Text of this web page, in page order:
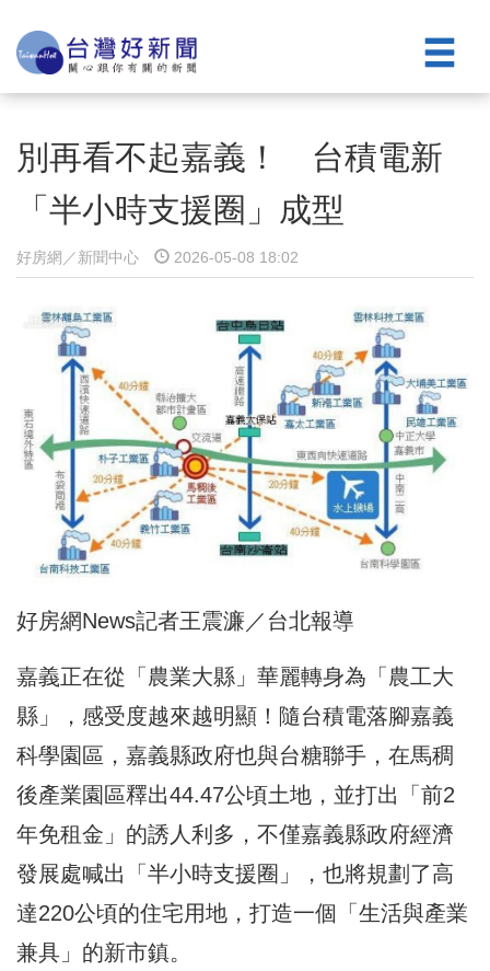
別再看不起嘉義！ 台積電新
「半小時支援圈」成型
好房網／新聞中心 2026-05-08 18:02
好房網News記者王震濂／台北報導
嘉義正在從「農業大縣」華麗轉身為「農工大
縣」，感受度越來越明顯！隨台積電落腳嘉義
科學園區，嘉義縣政府也與台糖聯手，在馬稠
後產業園區釋出44.47公頃土地，並打出「前2
年免租金」的誘人利多，不僅嘉義縣政府經濟
發展處喊出「半小時支援圈」，也將規劃了高
達220公頃的住宅用地，打造一個「生活與產業
兼具」的新市鎮。